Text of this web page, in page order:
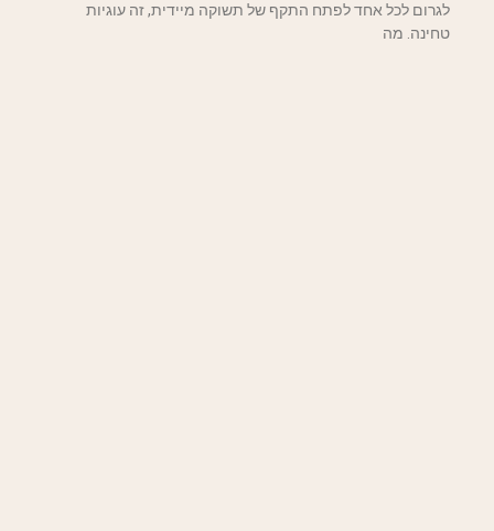
לגרום לכל אחד לפתח התקף של תשוקה מיידית, זה עוגיות
טחינה. מה